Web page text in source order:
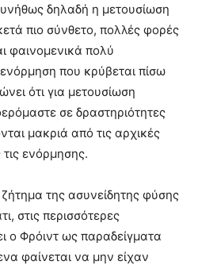
δηλαδή η μετουσίωση
πιο σύνθετο, πολλές φορές
φαινομενικά πολύ
που κρύβεται πίσω
ότι για μετουσίωση
σε δραστηριότητες
μακριά από τις αρχικές
τις ενόρμησης.
της ασυνείδητης φύσης
στις περισσότερες
ο Φρόιντ ως παραδείγματα
φαίνεται να μην είχαν